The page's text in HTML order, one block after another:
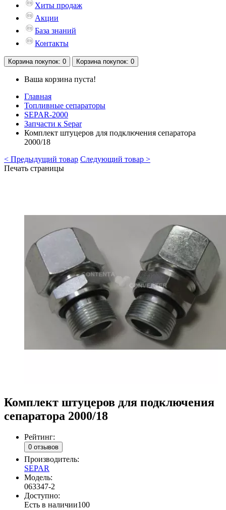
Хиты продаж
Акции
База знаний
Контакты
Корзина покупок: 0 Корзина покупок: 0
Ваша корзина пуста!
Главная
Топливные сепараторы
SEPAR-2000
Запчасти к Separ
Комплект штуцеров для подключения сепаратора
2000/18
< Предыдущий товар Следующий товар >
Печать страницы
Комплект штуцеров для подключения
сепаратора 2000/18
Рейтинг:
0 отзывов
Производитель:
SEPAR
Модель:
063347-2
Доступно:
Есть в наличии100